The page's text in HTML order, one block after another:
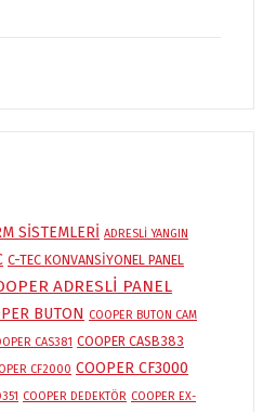
SİSTEMLERİ ADRESLİ YANGIN
C-TEC KONVANSİYONEL PANEL
ADRESLİ PANEL
BUTON COOPER BUTON CAM
CAS381 COOPER CASB383
CF2000 COOPER CF3000
COOPER DEDEKTÖR COOPER EX-